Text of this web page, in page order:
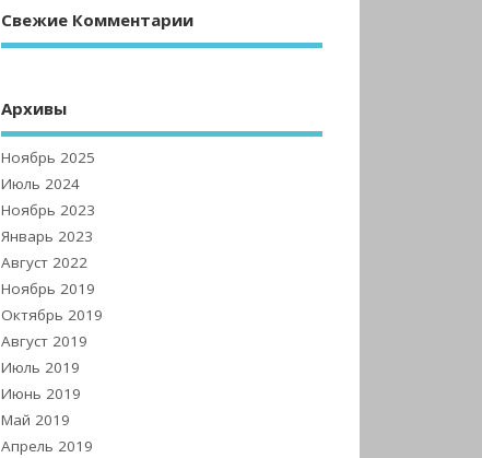
Свежие Комментарии
Архивы
Ноябрь 2025
Июль 2024
Ноябрь 2023
Январь 2023
Август 2022
Ноябрь 2019
Октябрь 2019
Август 2019
Июль 2019
Июнь 2019
Май 2019
Апрель 2019